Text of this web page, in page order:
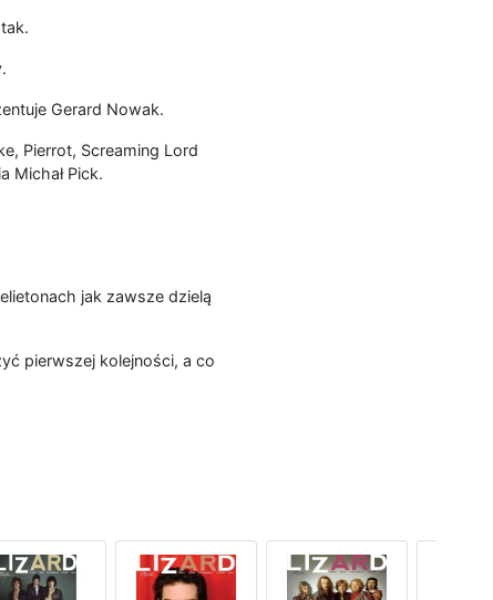
Gerard Nowak.
Pierrot, Screaming Lord
Michał Pick.
jak zawsze dzielą
pierwszej kolejności, a co